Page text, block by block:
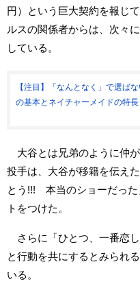
円）という巨大契約を報じ
ルスの関係者からは、次々
している。
【注目】「なんとなく」で選ば
の基本とネイチャーメイドの特長
大谷とは兄弟のように仲
投手は、大谷が移籍を伝え
とう!!! 本当のショーだった
トをつけた。
さらに「ひとつ、一番恋
と行動を共にするとみられ
いる。